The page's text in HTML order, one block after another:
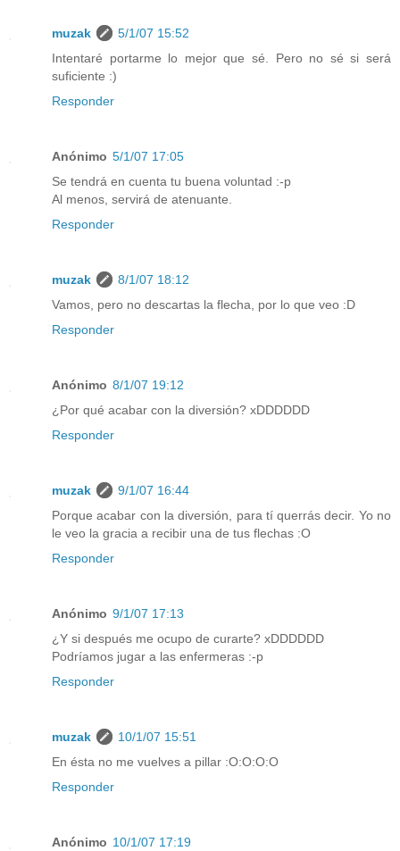
muzak
5/1/07 15:52
Intentaré portarme lo mejor que sé. Pero no sé si será
suficiente :)
Responder
Anónimo 5/1/07 17:05
Se tendrá en cuenta tu buena voluntad :-p
Al menos, servirá de atenuante.
Responder
muzak
8/1/07 18:12
Vamos, pero no descartas la flecha, por lo que veo :D
Responder
Anónimo 8/1/07 19:12
¿Por qué acabar con la diversión? xDDDDDD
Responder
muzak
9/1/07 16:44
Porque acabar con la diversión, para tí querrás decir. Yo no
le veo la gracia a recibir una de tus flechas :O
Responder
Anónimo 9/1/07 17:13
¿Y si después me ocupo de curarte? xDDDDDD
Podríamos jugar a las enfermeras :-p
Responder
muzak
10/1/07 15:51
En ésta no me vuelves a pillar :O:O:O:O
Responder
Anónimo 10/1/07 17:19